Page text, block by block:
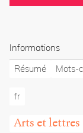
t
i
c
e
/
Informations
Résumé
Mots-
fr
Arts et lettres